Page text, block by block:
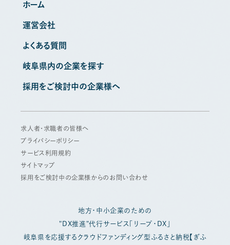
ホーム
運営会社
よくある質問
岐阜県内の企業を探す
採用をご検討中の企業様へ
求人者・求職者の皆様へ
プライバシーポリシー
サービス利用規約
サイトマップ
採用をご検討中の企業様からのお問い合わせ
地方・中小企業のための
"DX推進"代行サービス「リープ・DX」
岐阜県を応援するクラウドファンディング型ふるさと納税【ぎふ